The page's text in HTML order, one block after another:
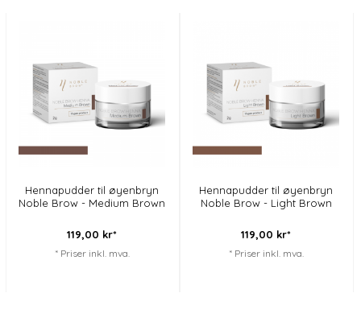
Hennapudder til øyenbryn
Noble Brow - Medium Brown
119,00 kr*
* Priser inkl. mva.
Hennapudder til øyenbryn
Noble Brow - Light Brown
119,00 kr*
* Priser inkl. mva.